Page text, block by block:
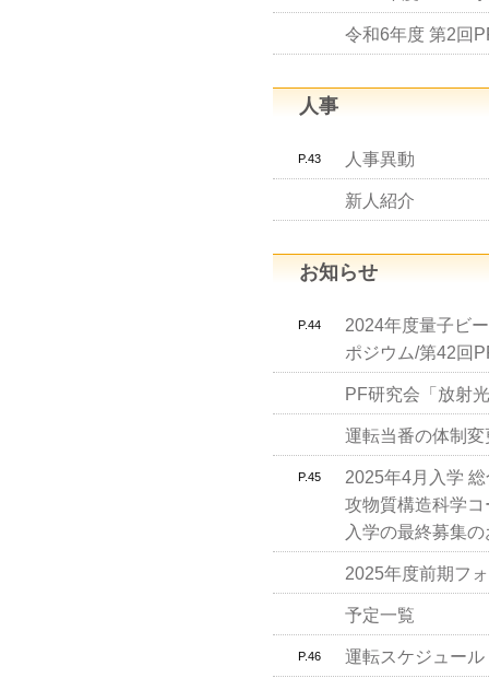
令和6年度 第2回
人事
P.43 人事異動
新人紹介
お知らせ
P.44
2024年度量子ビ
ポジウム/第42回
PF研究会「放射
運転当番の体制
P.45
2025年4月入学
攻物質構造科学
入学の最終募集
2025年度前期フ
予定一覧
P.46 運転スケジュー